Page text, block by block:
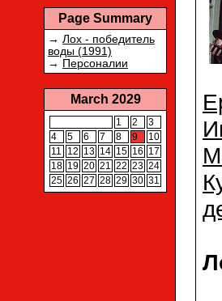
Page Summary
→ Лох - победитель
воды (1991)
→ Персоналии
March 2029
1 2
3
4
5 6 7 8 9
10
11
12 13 14 15 16
17
18 19 20 21 22 23 24
25 26 27 28 29 30 31